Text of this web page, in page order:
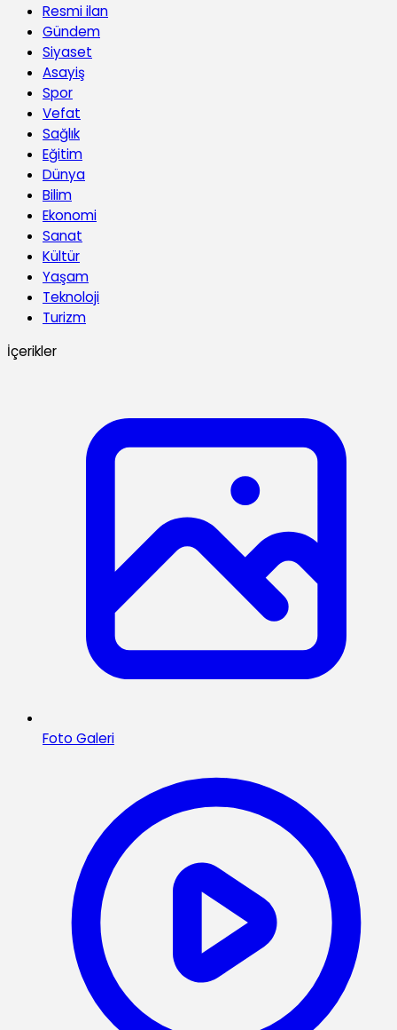
Resmi ilan
Gündem
Siyaset
Asayiş
Spor
Vefat
Sağlık
Eğitim
Dünya
Bilim
Ekonomi
Sanat
Kültür
Yaşam
Teknoloji
Turizm
İçerikler
Foto Galeri